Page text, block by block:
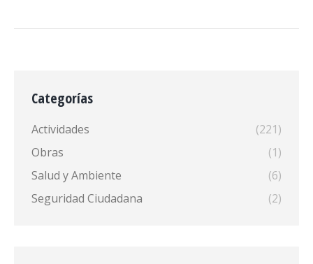
Categorías
Actividades
(221)
Obras
(1)
Salud y Ambiente
(6)
Seguridad Ciudadana
(2)